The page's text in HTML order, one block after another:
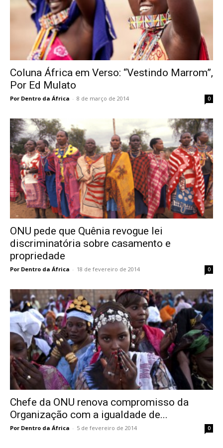
Coluna África em Verso: “Vestindo Marrom”,
Por Ed Mulato
Por Dentro da África - 8 de março de 2014 0
ONU pede que Quênia revogue lei
discriminatória sobre casamento e
propriedade
Por Dentro da África - 18 de fevereiro de 2014 0
Chefe da ONU renova compromisso da
Organização com a igualdade de...
Por Dentro da África - 5 de fevereiro de 2014 0